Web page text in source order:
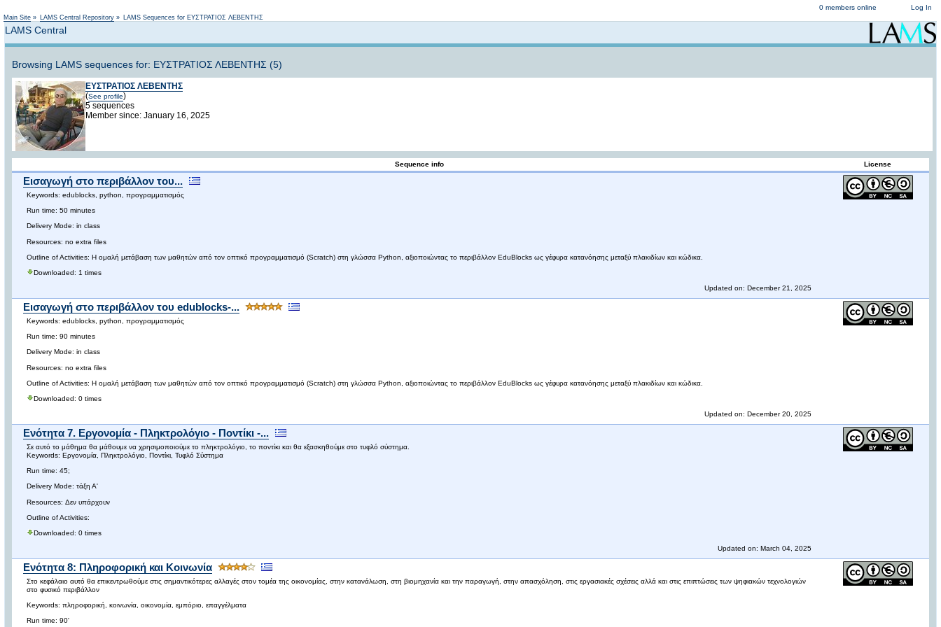
Log In
0 members online
Main Site » LAMS Central Repository » LAMS Sequences for ΕΥΣΤΡΑΤΙΟΣ ΛΕΒΕΝΤΗΣ
LAMS Central
Browsing LAMS sequences for: ΕΥΣΤΡΑΤΙΟΣ ΛΕΒΕΝΤΗΣ (5)
ΕΥΣΤΡΑΤΙΟΣ ΛΕΒΕΝΤΗΣ
(See profile)
5 sequences
Member since: January 16, 2025
Sequence info License
Εισαγωγή στο περιβάλλον του...
Keywords: edublocks, python, προγραμματισμός
Run time: 50 minutes
Delivery Mode: in class
Resources: no extra files
Outline of Activities: Η ομαλή μετάβαση των μαθητών από τον οπτικό προγραμματισμό (Scratch) στη γλώσσα Python, αξιοποιώντας το περιβάλλον EduBlocks ως γέφυρα κατανόησης μεταξύ πλακιδίων και κώδικα.
Downloaded: 1 times
Updated on: December 21, 2025
Εισαγωγή στο περιβάλλον του edublocks-...
Keywords: edublocks, python, προγραμματισμός
Run time: 90 minutes
Delivery Mode: in class
Resources: no extra files
Outline of Activities: Η ομαλή μετάβαση των μαθητών από τον οπτικό προγραμματισμό (Scratch) στη γλώσσα Python, αξιοποιώντας το περιβάλλον EduBlocks ως γέφυρα κατανόησης μεταξύ πλακιδίων και κώδικα.
Downloaded: 0 times
Updated on: December 20, 2025
Ενότητα 7. Εργονομία - Πληκτρολόγιο - Ποντίκι -...
Σε αυτό το μάθημα θα μάθουμε να χρησιμοποιούμε το πληκτρολόγιο, το ποντίκι και θα εξασκηθούμε στο τυφλό σύστημα.
Keywords: Εργονομία, Πληκτρολόγιο, Ποντίκι, Τυφλό Σύστημα
Run time: 45;
Delivery Mode: τάξη Α'
Resources: Δεν υπάρχουν
Outline of Activities:
Downloaded: 0 times
Updated on: March 04, 2025
Ενότητα 8: Πληροφορική και Κοινωνία
Στο κεφάλαιο αυτό θα επικεντρωθούμε στις σημαντικότερες αλλαγές στον τομέα της οικονομίας, στην κατανάλωση, στη βιομηχανία και την παραγωγή, στην απασχόληση, στις εργασιακές σχέσεις αλλά και στις επιπτώσεις των ψηφιακών τεχνολογιών
στο φυσικό περιβάλλον
Keywords: πληροφορική, κοινωνία, οικονομία, εμπόριο, επαγγέλματα
Run time: 90'